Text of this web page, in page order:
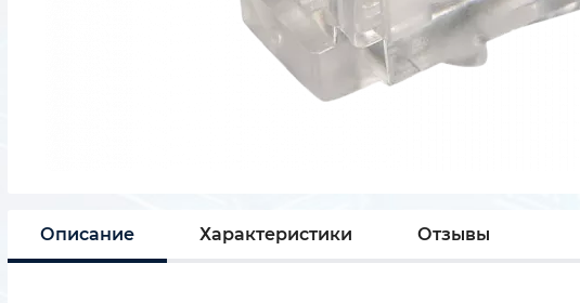
Описание Характеристики Отзывы